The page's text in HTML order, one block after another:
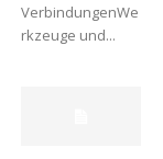
VerbindungenWe
rkzeuge und...